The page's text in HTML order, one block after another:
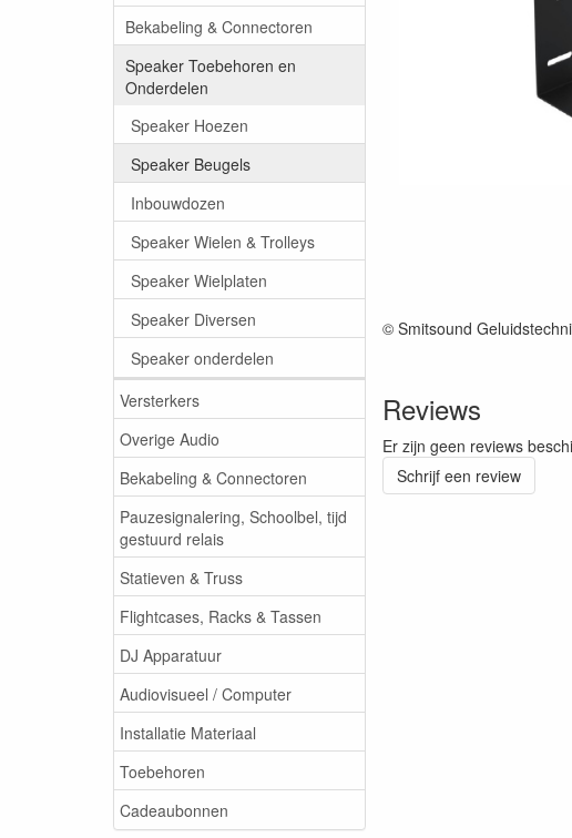
Bekabeling & Connectoren
Speaker Toebehoren en
Onderdelen
Speaker Hoezen
Speaker Beugels
Inbouwdozen
Speaker Wielen & Trolleys
Speaker Wielplaten
Speaker Diversen
Speaker onderdelen
Versterkers
Overige Audio
Bekabeling & Connectoren
Pauzesignalering, Schoolbel, tijd
gestuurd relais
Statieven & Truss
Flightcases, Racks & Tassen
DJ Apparatuur
Audiovisueel / Computer
Installatie Materiaal
Toebehoren
Cadeaubonnen
© Smitsound
Reviews
Er zijn geen reviews
Schrijf een review